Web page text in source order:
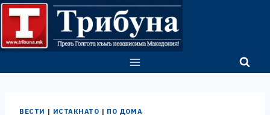
Skip
content
ВЕСТИ | ИСТАКНАТО | ПО ДОМА